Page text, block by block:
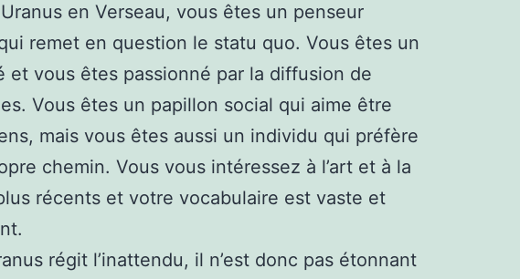
en Verseau, vous êtes un penseur
remet en question le statu quo. Vous êtes un
et vous êtes passionné par la diffusion de
Vous êtes un papillon social qui aime être
mais vous êtes aussi un individu qui préfère
chemin. Vous vous intéressez à l’art et à la
récents et votre vocabulaire est vaste et
régit l’inattendu, il n’est donc pas étonnant